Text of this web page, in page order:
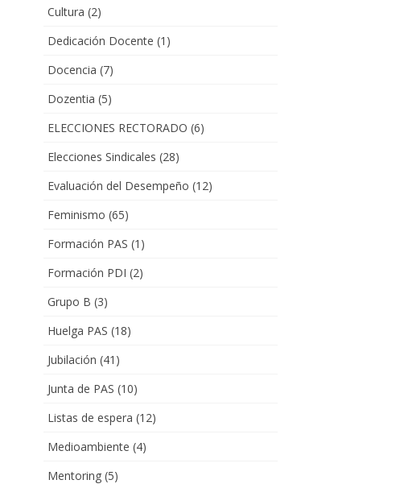
Cultura (2)
Dedicación Docente (1)
Docencia (7)
Dozentia (5)
ELECCIONES RECTORADO (6)
Elecciones Sindicales (28)
Evaluación del Desempeño (12)
Feminismo (65)
Formación PAS (1)
Formación PDI (2)
Grupo B (3)
Huelga PAS (18)
Jubilación (41)
Junta de PAS (10)
Listas de espera (12)
Medioambiente (4)
Mentoring(5)